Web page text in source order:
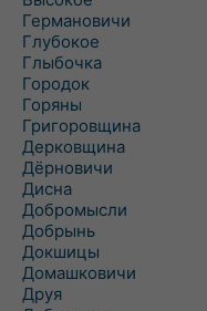
Германовичи
Глубокое
Глыбочка
Городок
Горяны
Григоровщина
Дерковщина
Дёрновичи
Дисна
Добромысли
Добрынь
Докшицы
Домашковичи
Друя